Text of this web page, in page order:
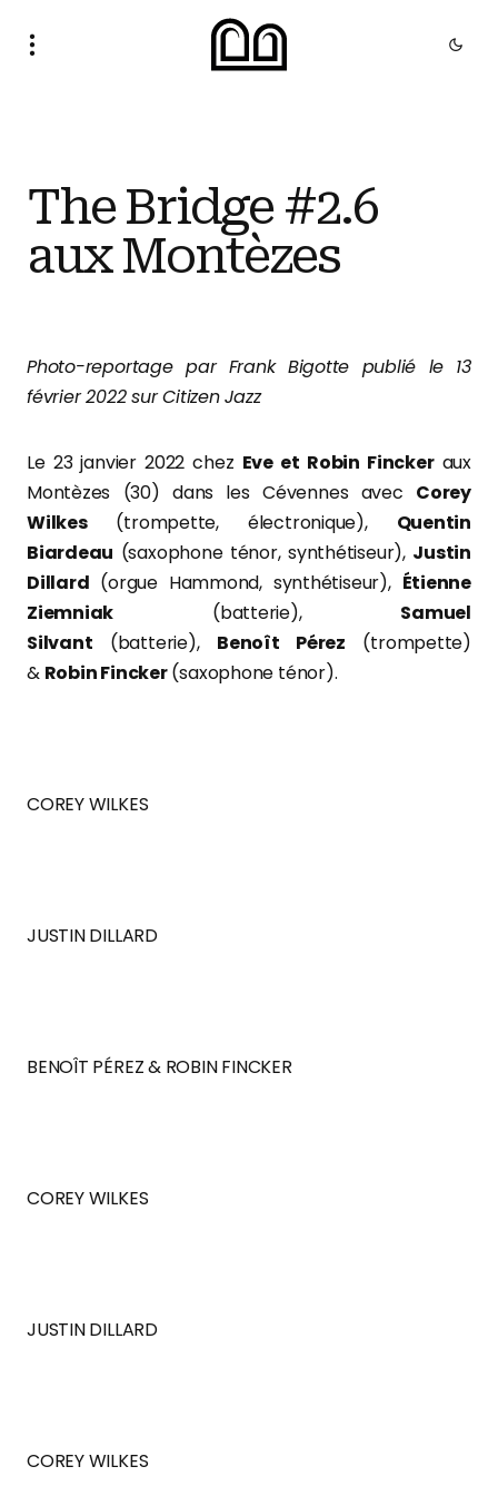
The Bridge #2.6
aux Montèzes
Photo-reportage par Frank Bigotte publié le 13
février 2022 sur Citizen Jazz
Le 23 janvier 2022 chez Eve et Robin Finckeraux
Montèzes (30) dans les Cévennes avec Corey
Wilkes(trompette, électronique), Quentin
Biardeau (saxophone ténor, synthétiseur), Justin
Dillard (orgue Hammond, synthétiseur), Étienne
Ziemniak (batterie), Samuel
Silvant (batterie), Benoît Pérez (trompette)
& Robin Fincker(saxophone ténor).
COREY WILKES
JUSTIN DILLARD
BENOÎT PÉREZ & ROBIN FINCKER
COREY WILKES
JUSTIN DILLARD
COREY WILKES